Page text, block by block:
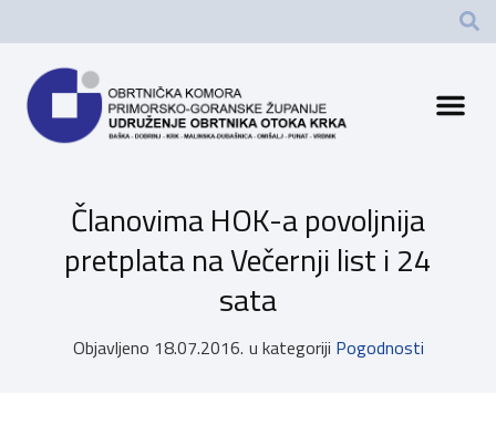
Članovima HOK-a povoljnija
pretplata na Večernji list i 24
sata
Objavljeno 18.07.2016. u kategoriji Pogodnosti